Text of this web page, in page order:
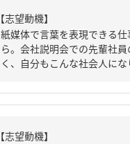
【志望動機】
紙媒体で言葉を表現できる
ら。会社説明会での先輩社
く、自分もこんな社会人に
【志望動機】